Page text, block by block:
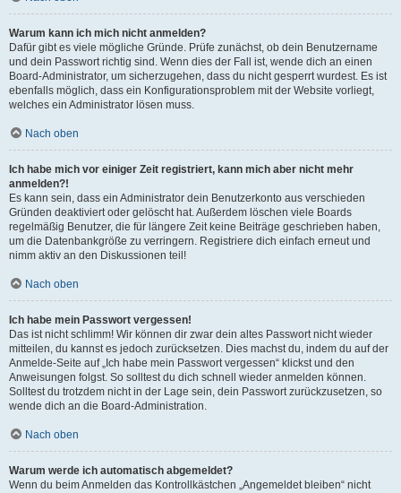
Warum kann ich mich nicht anmelden?
Dafür gibt es viele mögliche Gründe. Prüfe zunächst, ob dein Benutzername
und dein Passwort richtig sind. Wenn dies der Fall ist, wende dich an einen
Board-Administrator, um sicherzugehen, dass du nicht gesperrt wurdest. Es ist
ebenfalls möglich, dass ein Konfigurationsproblem mit der Website vorliegt,
welches ein Administrator lösen muss.
Nach oben
Ich habe mich vor einiger Zeit registriert, kann mich aber nicht mehr
anmelden?!
Es kann sein, dass ein Administrator dein Benutzerkonto aus verschieden
Gründen deaktiviert oder gelöscht hat. Außerdem löschen viele Boards
regelmäßig Benutzer, die für längere Zeit keine Beiträge geschrieben haben,
um die Datenbankgröße zu verringern. Registriere dich einfach erneut und
nimm aktiv an den Diskussionen teil!
Nach oben
Ich habe mein Passwort vergessen!
Das ist nicht schlimm! Wir können dir zwar dein altes Passwort nicht wieder
mitteilen, du kannst es jedoch zurücksetzen. Dies machst du, indem du auf der
Anmelde-Seite auf „Ich habe mein Passwort vergessen“ klickst und den
Anweisungen folgst. So solltest du dich schnell wieder anmelden können.
Solltest du trotzdem nicht in der Lage sein, dein Passwort zurückzusetzen, so
wende dich an die Board-Administration.
Nach oben
Warum werde ich automatisch abgemeldet?
Wenn du beim Anmelden das Kontrollkästchen „Angemeldet bleiben“ nicht